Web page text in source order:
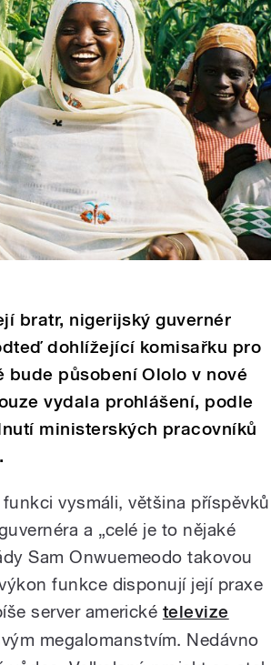
bratr, nigerijský guvernér
dohlížející komisařku pro
působení Ololo v nové
vydala prohlášení, podle
ministerských pracovníků
vysmáli, většina příspěvků
a „celé je to nějaké
Sam Onwuemeodo takovou
funkce disponují její praxe
server americké televize
megalomanstvím. Nedávno